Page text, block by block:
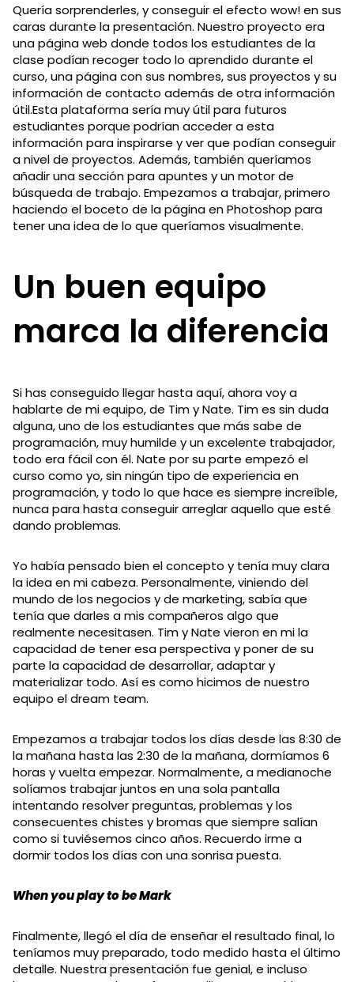
Quería sorprenderles, y conseguir el efecto wow! en sus
caras durante la presentación. Nuestro proyecto era
una página web donde todos los estudiantes de la
clase podían recoger todo lo aprendido durante el
curso, una página con sus nombres, sus proyectos y su
información de contacto además de otra información
útil.Esta plataforma sería muy útil para futuros
estudiantes porque podrían acceder a esta
información para inspirarse y ver que podían conseguir
a nivel de proyectos. Además, también queríamos
añadir una sección para apuntes y un motor de
búsqueda de trabajo. Empezamos a trabajar, primero
haciendo el boceto de la página en Photoshop para
tener una idea de lo que queríamos visualmente.
Un buen equipo
marca la diferencia
Si has conseguido llegar hasta aquí, ahora voy a
hablarte de mi equipo, de Tim y Nate. Tim es sin duda
alguna, uno de los estudiantes que más sabe de
programación, muy humilde y un excelente trabajador,
todo era fácil con él. Nate por su parte empezó el
curso como yo, sin ningún tipo de experiencia en
programación, y todo lo que hace es siempre increíble,
nunca para hasta conseguir arreglar aquello que esté
dando problemas.
Yo había pensado bien el concepto y tenía muy clara
la idea en mi cabeza. Personalmente, viniendo del
mundo de los negocios y de marketing, sabía que
tenía que darles a mis compañeros algo que
realmente necesitasen. Tim y Nate vieron en mi la
capacidad de tener esa perspectiva y poner de su
parte la capacidad de desarrollar, adaptar y
materializar todo. Así es como hicimos de nuestro
equipo el dream team.
Empezamos a trabajar todos los días desde las 8:30 de
la mañana hasta las 2:30 de la mañana, dormíamos 6
horas y vuelta empezar. Normalmente, a medianoche
solíamos trabajar juntos en una sola pantalla
intentando resolver preguntas, problemas y los
consecuentes chistes y bromas que siempre salían
como si tuviésemos cinco años. Recuerdo irme a
dormir todos los días con una sonrisa puesta.
When you play to be Mark
Finalmente, llegó el día de enseñar el resultado final, lo
teníamos muy preparado, todo medido hasta el último
detalle. Nuestra presentación fue genial, e incluso